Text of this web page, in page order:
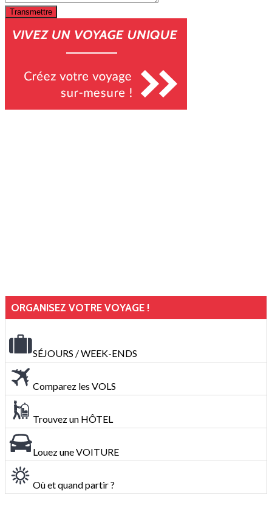
ORGANISEZ VOTRE VOYAGE !
SÉJOURS / WEEK-ENDS
Comparez les VOLS
Trouvez un HÔTEL
Louez une VOITURE
Où et quand partir ?